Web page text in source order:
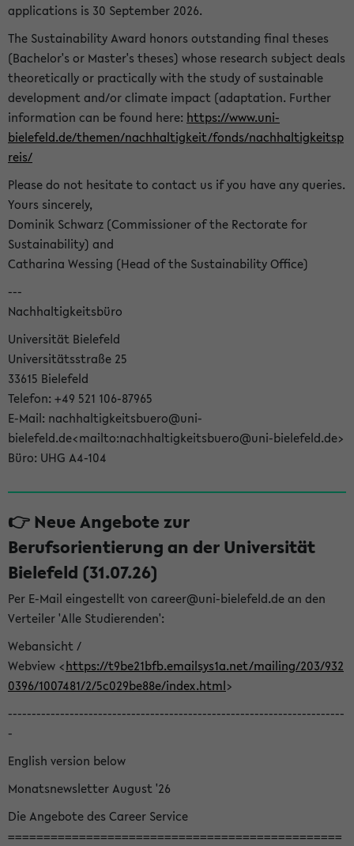
applications is 30 September 2026.
The Sustainability Award honors outstanding final theses
(Bachelor's or Master's theses) whose research subject deals
theoretically or practically with the study of sustainable
development and/or climate impact (adaptation. Further
information can be found here: https://www.uni-
bielefeld.de/themen/nachhaltigkeit/fonds/nachhaltigkeitsp
reis/
Please do not hesitate to contact us if you have any queries.
Yours sincerely,
Dominik Schwarz (Commissioner of the Rectorate for
Sustainability) and
Catharina Wessing (Head of the Sustainability Office)
---
Nachhaltigkeitsbüro
Universität Bielefeld
Universitätsstraße 25
33615 Bielefeld
Telefon: +49 521 106-87965
E-Mail: nachhaltigkeitsbuero@uni-
bielefeld.de<mailto:nachhaltigkeitsbuero@uni-bielefeld.de>
Büro: UHG A4-104
👉 Neue Angebote zur
Berufsorientierung an der Universität
Bielefeld (31.07.26)
Per E-Mail eingestellt von career@uni-bielefeld.de an den
Verteiler 'Alle Studierenden':
Webansicht /
Webview <https://t9be21bfb.emailsys1a.net/mailing/203/932
0396/1007481/2/5c029be88e/index.html>
-----------------------------------------------------------------------
-
English version below
Monatsnewsletter August '26
Die Angebote des Career Service
===============================================